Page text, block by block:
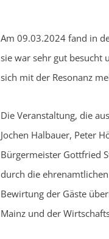
Am 09.03.2024 fand in
sie war sehr gut besucht
sich mit der Resonanz
Die Veranstaltung, die
Jochen Halbauer, Peter
Bürgermeister Gottfried
durch die
Bewirtung der Gäste
Mainz und der